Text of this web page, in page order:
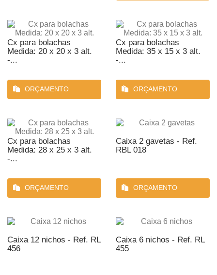
Cx para bolachas
Medida: 20 x 20 x 3 alt.
-...
ORÇAMENTO
Cx para bolachas
Medida: 35 x 15 x 3 alt.
-...
ORÇAMENTO
Cx para bolachas
Medida: 28 x 25 x 3 alt.
-...
ORÇAMENTO
Caixa 2 gavetas - Ref.
RBL 018
ORÇAMENTO
Caixa 12 nichos - Ref. RL
456
Caixa 6 nichos - Ref. RL
455